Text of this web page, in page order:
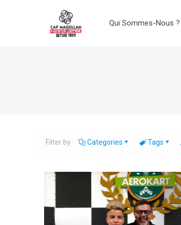
Qui Sommes-Nous ?
Filter by Categories Tags